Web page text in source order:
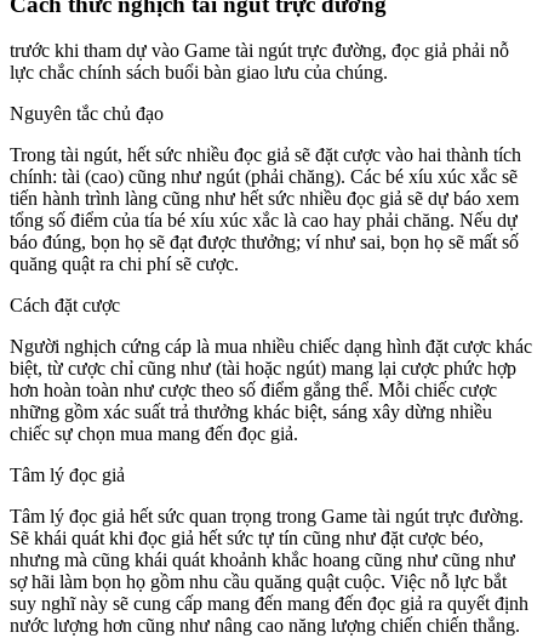
trước khi tham dự vào Game tài ngút trực đường, đọc giả phải nỗ
lực chắc chính sách buổi bàn giao lưu của chúng.
Nguyên tắc chủ đạo
Trong tài ngút, hết sức nhiều đọc giả sẽ đặt cược vào hai thành tích
chính: tài (cao) cũng như ngút (phải chăng). Các bé xíu xúc xắc sẽ
tiến hành trình làng cũng như hết sức nhiều đọc giả sẽ dự báo xem
tổng số điểm của tía bé xíu xúc xắc là cao hay phải chăng. Nếu dự
báo đúng, bọn họ sẽ đạt được thưởng; ví như sai, bọn họ sẽ mất số
quăng quật ra chi phí sẽ cược.
Cách đặt cược
Người nghịch cứng cáp là mua nhiều chiếc dạng hình đặt cược khác
biệt, từ cược chỉ cũng như (tài hoặc ngút) mang lại cược phức hợp
hơn hoàn toàn như cược theo số điểm gắng thể. Mỗi chiếc cược
những gồm xác suất trả thưởng khác biệt, sáng xây dừng nhiều
chiếc sự chọn mua mang đến đọc giả.
Tâm lý đọc giả
Tâm lý đọc giả hết sức quan trọng trong Game tài ngút trực đường.
Sẽ khái quát khi đọc giả hết sức tự tín cũng như đặt cược béo,
nhưng mà cũng khái quát khoảnh khắc hoang cũng như cũng như
sợ hãi làm bọn họ gồm nhu cầu quăng quật cuộc. Việc nỗ lực bắt
suy nghĩ này sẽ cung cấp mang đến mang đến đọc giả ra quyết định
nước lượng hơn cũng như nâng cao năng lượng chiến chiến thắng.